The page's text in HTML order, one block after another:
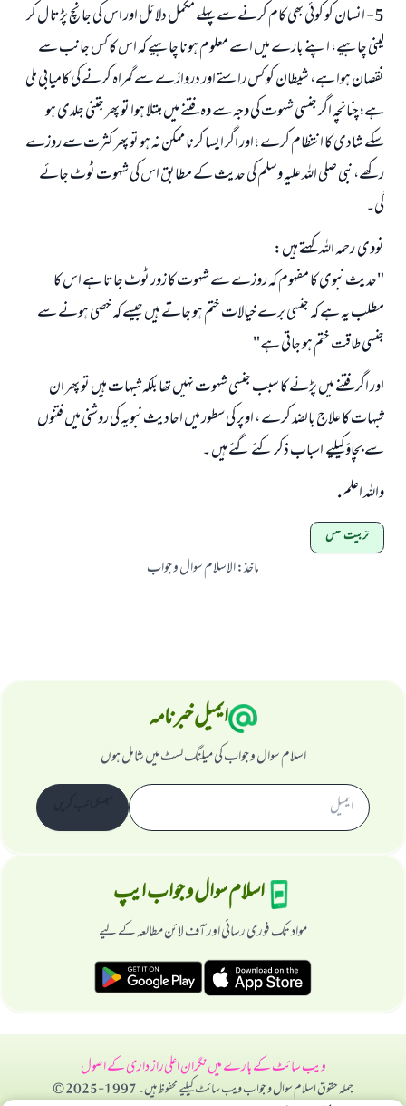
5- انسان کو کوئی بھی کام کرنے سے پہلے مکمل دلائل اور اس کی جانچ پڑتا ل کر
لینی چاہیے، اپنے بارے میں اسے معلوم ہونا چاہیے کہ اس کا کس جانب سے
نقصان ہوا ہے، شیطان کو کس راستے اور دروازے سے گمراہ کرنے کی کامیابی ملی
ہے؛ چنانچہ اگر جنسی شہوت کی وجہ سے وہ فتنے میں مبتلا ہوا تو پھر جتنی جلدی ہو
سکے شادی کا انتظام کرے ؛ اور اگر ایسا کرنا ممکن نہ ہو تو پھر کثرت سے روزے
رکھے، نبی صلی اللہ علیہ وسلم کی حدیث کے مطابق اس کی شہوت ٹوٹ جائے
گی۔
نووی رحمہ اللہ کہتے ہیں:
"حدیث نبوی کا مفہوم کہ روزے سے شہوت کا زور ٹوٹ جاتا ہے اس کا
مطلب یہ ہے کہ جنسی برے خیالات ختم ہو جاتے ہیں جیسے کہ خصی ہونے سے
جنسی طاقت ختم ہو جاتی ہے"
اور اگر فتنے میں پڑنے کا سبب جنسی شہوت نہیں تھا بلکہ شبہات ہیں تو پھر ان
شبہات کا علاج بالضد کرے ، اوپر کی سطور میں احادیث نبویہ کی روشنی میں فتنوں
سے بچاؤکیلیے اسباب ذکر کئے گئے ہیں ۔
واللہ اعلم.
تربیت نفس
ماخذ:الاسلام سوال و جواب
ایمیل خبرنامہ
اسلام سوال و جواب کی میلنگ لسٹ میں شامل ہوں
اسلام سوال و جواب ایپ
مواد تک فوری رسائی اور آف لائن مطالعہ کے لیے
ویب سائٹ کے بارے میںنگران اعلیراز داری کے اصول
جملہ حقوق اسلام سوال و جواب ویب سائٹ کیلیے محفوظ ہیں۔ 1997-2025 ©